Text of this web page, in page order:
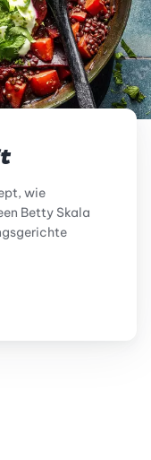
wie
Betty Skala